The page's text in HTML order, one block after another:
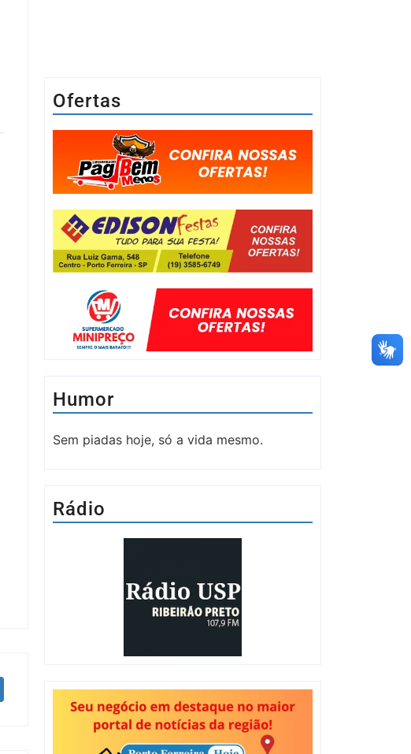
Ofertas
Humor
Sem piadas hoje, só a vida mesmo.
Rádio